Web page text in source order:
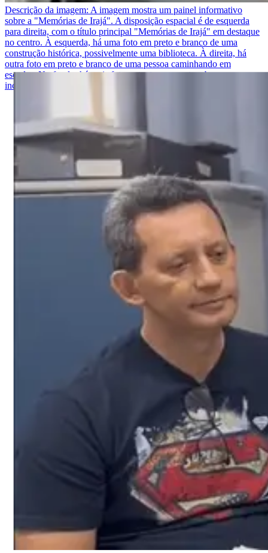
Descrição da imagem: A imagem mostra um painel informativo
sobre a "Memórias de Irajá". A disposição espacial é de esquerda
para direita, com o título principal "Memórias de Irajá" em destaque
no centro. À esquerda, há uma foto em preto e branco de uma
construção histórica, possivelmente uma biblioteca. À direita, há
outra foto em preto e branco de uma pessoa caminhando em
escadas. No fundo, há mais fotos e textos em preto e branco,
incluindo citações e descrições sobre a biblioteca popular de Irajá.